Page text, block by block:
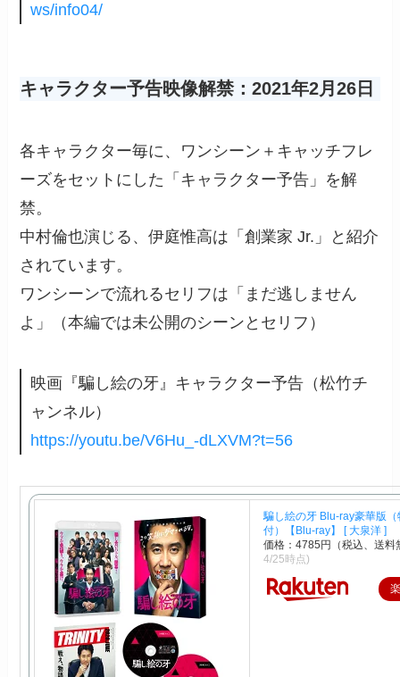
ws/info04/
キャラクター予告映像解禁：2021年2月26日
各キャラクター毎に、ワンシーン＋キャッチフレ
ーズをセットにした「キャラクター予告」を解
禁。
中村倫也演じる、伊庭惟高は「創業家 Jr.」と紹介
されています。
ワンシーンで流れるセリフは「まだ逃しません
よ」（本編では未公開のシーンとセリフ）
映画『騙し絵の牙』キャラクター予告（松竹チ
ャンネル）
https://youtu.be/V6Hu_-dLXVM?t=56
騙し絵の牙 Blu-ray豪華版
付）【Blu-ray】 [ 大泉洋 ]
価格：4785円（税込、送料
4/25時点)